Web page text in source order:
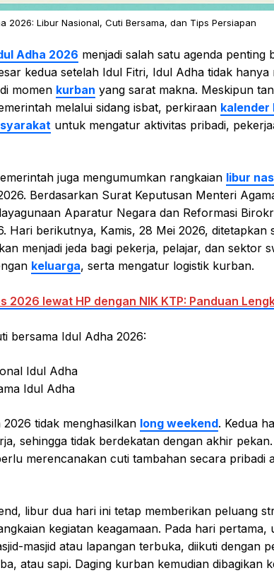
2026: Libur Nasional, Cuti Bersama, dan Tips Persiapan
Adha 2026 menjadi salah satu agenda penting
kedua setelah Idul Fitri, Idul Adha tidak hanya
momen kurban yang sarat makna. Meskipun
melalui sidang isbat, perkiraan kalender
untuk mengatur aktivitas pribadi,
juga mengumumkan rangkaian libur
Berdasarkan Surat Keputusan Menteri
Aparatur Negara dan Reformasi
Hari berikutnya, Kamis, 28 Mei 2026, ditetapkan
menjadi jeda bagi pekerja, pelajar, dan sektor
keluarga, serta mengatur logistik kurban.
2026 lewat HP dengan NIK KTP: Panduan
bersama Idul Adha 2026:
Idul Adha
Idul Adha
tidak menghasilkan long weekend. Kedua
sehingga tidak berdekatan dengan akhir
merencanakan cuti tambahan secara pribadi
libur dua hari ini tetap memberikan peluang
kegiatan keagamaan. Pada hari pertama,
masjid atau lapangan terbuka, diikuti dengan
atau sapi. Daging kurban kemudian dibagikan